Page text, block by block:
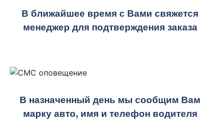
В ближайшее время с Вами свяжется
менеджер для подтверждения заказа
В назначенный день мы сообщим Вам
марку авто, имя и телефон водителя